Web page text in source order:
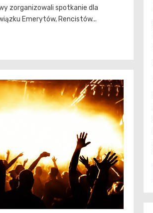
zorganizowali spotkanie dla
Emerytów, Rencistów...